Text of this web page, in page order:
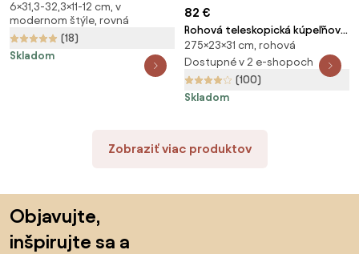
kúpeľňové poličky 2 ks Cubiko –
Umbra
6×31,3-32,3×11-12 cm, v
modernom štýle, rovná
(18)
Skladom
82 €
Rohová teleskopická kúpeľňová
polička z nehrdzavejúcej ocele
v lesklej striebornej farbe
Dolcedo – Wenko
275×23×31 cm, rohová
Dostupné v 2 e-shopoch
(100)
Skladom
Zobraziť viac produktov
Objavujte,
inšpirujte sa a